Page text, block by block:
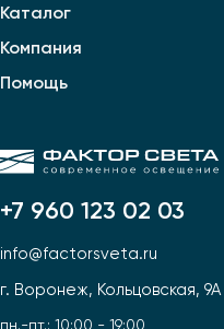
+7 960 123 02 03
info@factorsveta.ru
г. Воронеж, Кольцовская, 9А
пн.-пт.: 10:00 - 19:00,
Каталог
Компания
Помощь